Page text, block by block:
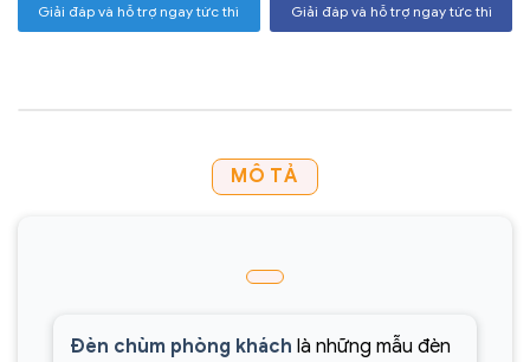
Giải đáp và hỗ trợ ngay tức thì Giải đáp và hỗ trợ ngay tức thì
MÔ TẢ
Đèn chùm phòng khách là những mẫu đèn